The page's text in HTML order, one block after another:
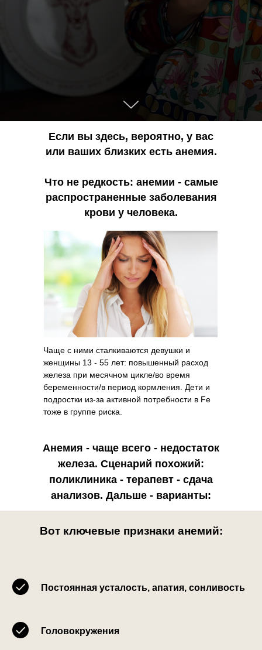
Если вы здесь, вероятно, у вас
или ваших близких есть анемия.
Что не редкость: анемии - самые
распространенные заболевания
крови у человека.
Чаще с ними сталкиваются девушки и
женщины 13 - 55 лет: повышенный расход
железа при месячном цикле/во время
беременности/в период кормления. Дети и
подростки из-за активной потребности в Fe
тоже в группе риска.
Анемия - чаще всего - недостаток
железа. Сценарий похожий:
поликлиника - терапевт - сдача
анализов. Дальше - варианты:
Вот ключевые признаки анемий:
Постоянная усталость, апатия, сонливость
Головокружения